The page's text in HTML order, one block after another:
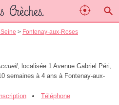
> Fontenay-aux-Roses
, localisée 1 Avenue Gabriel Péri,
semaines à 4 ans à Fontenay-aux-
Inscription Téléphone